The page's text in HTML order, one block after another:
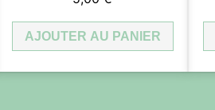
i
t
2
,
s
d
e
AJOUTER AU PANIER